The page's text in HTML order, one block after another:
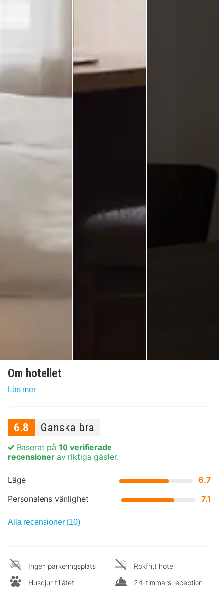
Om hotellet
Läs mer
6.8 Ganska bra
Läge
6.7
Personalens vänlighet
7.1
Baserat på 10 verifierade
recensioner av riktiga gäster.
Alla recensioner (10)
Ingen parkeringsplats
Husdjur tillåtet
Rökfritt hotell
24-timmars reception